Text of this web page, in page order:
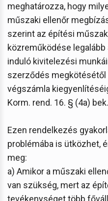
meghatározza, hogy
műszaki ellenőr
szerint az építési
közreműködése
induló kivitelezési
szerződés megkötésétől
végszámla
Korm. rend. 16. § (4a)
Ezen rendelkezés
problémába is ütközhet,
meg:
a) Amikor a műszaki
van szükség, mert az
tevékenységet több